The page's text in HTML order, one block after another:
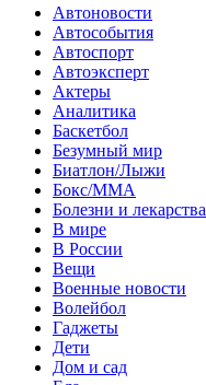
Автоновости
Автособытия
Автоспорт
Автоэксперт
Актеры
Аналитика
Баскетбол
Безумный мир
Биатлон/Лыжи
Бокс/MMA
Болезни и лекарства
В мире
В России
Вещи
Военные новости
Волейбол
Гаджеты
Дети
Дом и сад